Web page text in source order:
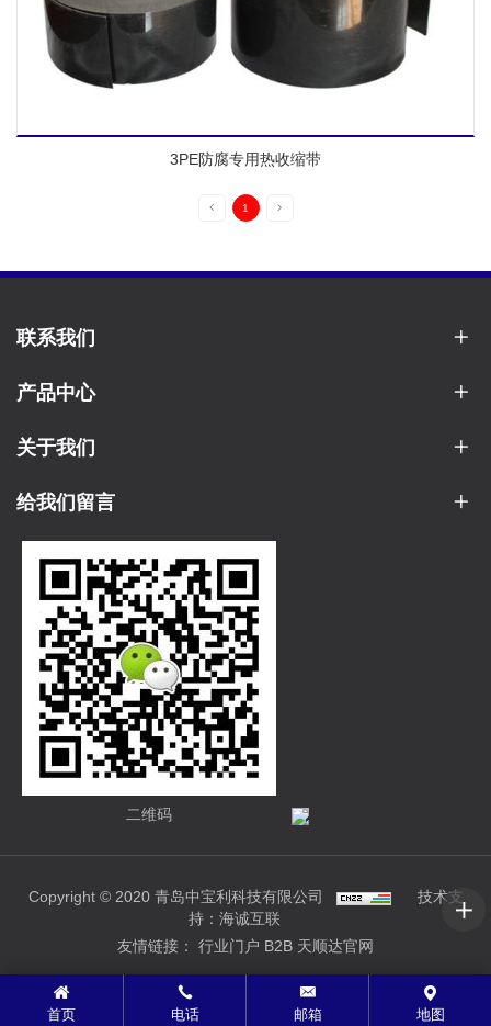
3PE防腐专用热收缩带
1
首页 电话 邮箱 地图
联系我们
产品中心
关于我们
给我们留言
二维码
Copyright © 2020 青岛中宝利科技有限公司
技术支
持：海诚互联
友情链接： 行业门户 B2B 天顺达官网